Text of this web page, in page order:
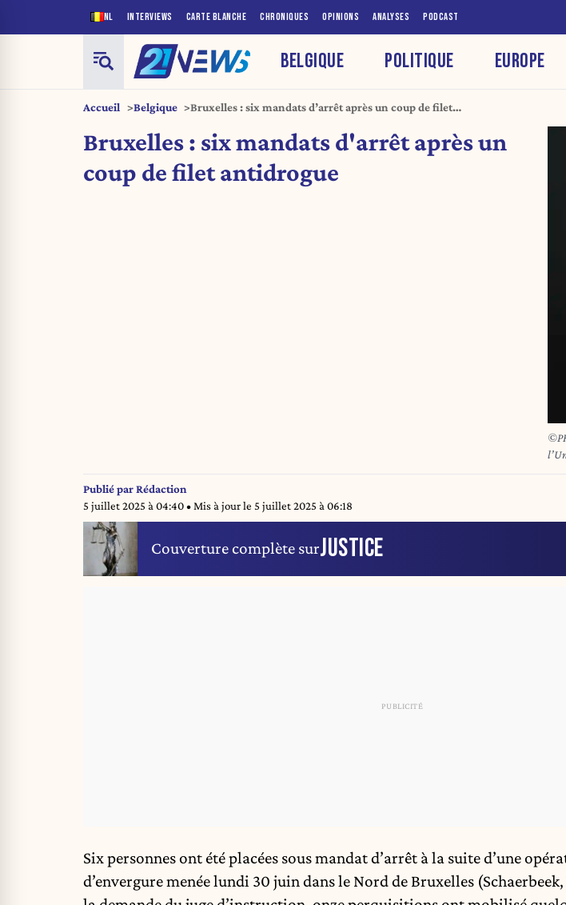
NL INTERVIEWS CARTE BLANCHE CHRONIQUES OPINIONS ANALYSES PODCAST
BELGIQUE POLITIQUE EUROPE
Accueil Belgique
Bruxelles : six mandats d’arrêt après un coup de filet
Bruxelles : six mandats d'arrêt après un
coup de filet antidrogue
Publié parRédaction
5 juillet 2025 à 04:40• Mis à jour le 5 juillet 2025 à 06:18
Couverture complète surJUSTICE
Six personnes ont été placées sous mandat d’arrêt à la suite d’une
d’envergure menée lundi 30 juin dans le Nord de Bruxelles